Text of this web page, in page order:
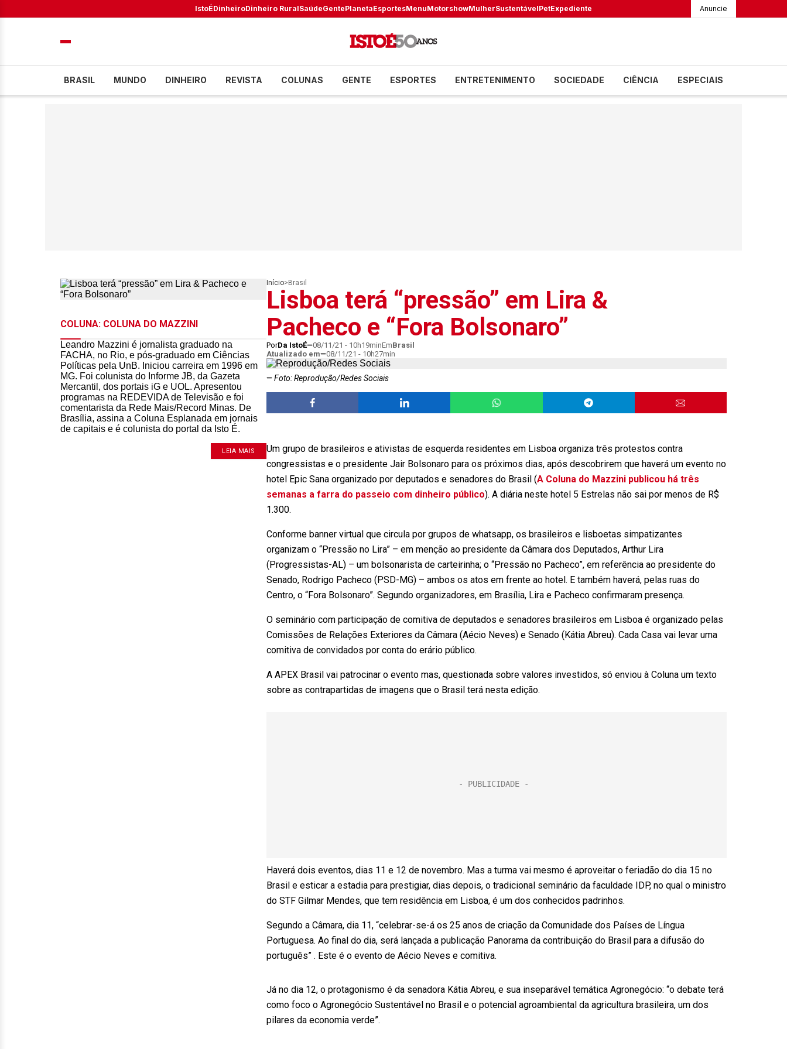
IstoÉDinheiroDinheiro RuralSaúdeGentePlanetaEsportesMenuMotorshowMulherSustentávelPetExpediente Anuncie
BRASIL MUNDO DINHEIRO REVISTA COLUNAS GENTE ESPORTES ENTRETENIMENTO SOCIEDADE CIÊNCIA ESPECIAIS
COLUNA: COLUNA DO MAZZINI
Leandro Mazzini é jornalista graduado na
FACHA, no Rio, e pós-graduado em Ciências
Políticas pela UnB. Iniciou carreira em 1996 em
MG. Foi colunista do Informe JB, da Gazeta
Mercantil, dos portais iG e UOL. Apresentou
programas na REDEVIDA de Televisão e foi
comentarista da Rede Mais/Record Minas. De
Brasília, assina a Coluna Esplanada em jornais
de capitais e é colunista do portal da Isto É.
LEIA MAIS
Início> Brasil
Lisboa terá “pressão” em Lira &
Pacheco e “Fora Bolsonaro”
PorDa IstoÉ 08/11/21 - 10h19minEmBrasil
Atualizado em
08/11/21 - 10h27min
Foto: Reprodução/Redes Sociais
Um grupo de brasileiros e ativistas de esquerda residentes em Lisboa organiza três protestos contra
congressistas e o presidente Jair Bolsonaro para os próximos dias, após descobrirem que haverá um evento no
hotel Epic Sana organizado por deputados e senadores do Brasil (A Coluna do Mazzini publicou há três
semanas a farra do passeio com dinheiro público). A diária neste hotel 5 Estrelas não sai por menos de R$
1.300.
Conforme banner virtual que circula por grupos de whatsapp, os brasileiros e lisboetas simpatizantes
organizam o “Pressão no Lira” – em menção ao presidente da Câmara dos Deputados, Arthur Lira
(Progressistas-AL) – um bolsonarista de carteirinha; o “Pressão no Pacheco”, em referência ao presidente do
Senado, Rodrigo Pacheco (PSD-MG) – ambos os atos em frente ao hotel. E também haverá, pelas ruas do
Centro, o “Fora Bolsonaro”. Segundo organizadores, em Brasília, Lira e Pacheco confirmaram presença.
O seminário com participação de comitiva de deputados e senadores brasileiros em Lisboa é organizado pelas
Comissões de Relações Exteriores da Câmara (Aécio Neves) e Senado (Kátia Abreu). Cada Casa vai levar uma
comitiva de convidados por conta do erário público.
A APEX Brasil vai patrocinar o evento mas, questionada sobre valores investidos, só enviou à Coluna um texto
sobre as contrapartidas de imagens que o Brasil terá nesta edição.
Haverá dois eventos, dias 11 e 12 de novembro. Mas a turma vai mesmo é aproveitar o feriadão do dia 15 no
Brasil e esticar a estadia para prestigiar, dias depois, o tradicional seminário da faculdade IDP, no qual o ministro
do STF Gilmar Mendes, que tem residência em Lisboa, é um dos conhecidos padrinhos.
Segundo a Câmara, dia 11, “celebrar-se-á os 25 anos de criação da Comunidade dos Países de Língua
Portuguesa. Ao final do dia, será lançada a publicação Panorama da contribuição do Brasil para a difusão do
português” . Este é o evento de Aécio Neves e comitiva.
Já no dia 12, o protagonismo é da senadora Kátia Abreu, e sua inseparável temática Agronegócio: “o debate terá
como foco o Agronegócio Sustentável no Brasil e o potencial agroambiental da agricultura brasileira, um dos
pilares da economia verde”.